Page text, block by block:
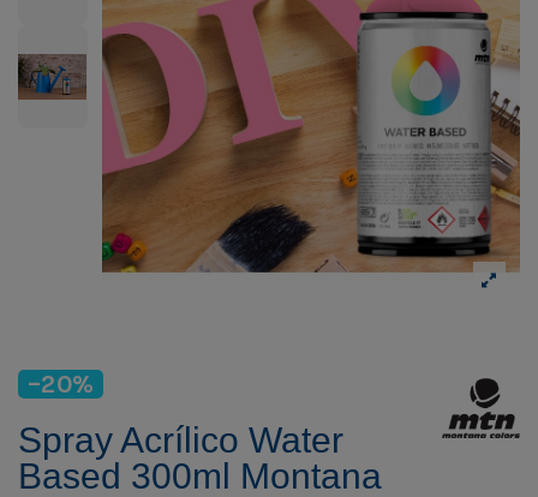
-20%
Spray Acrílico Water
Based 300ml Montana